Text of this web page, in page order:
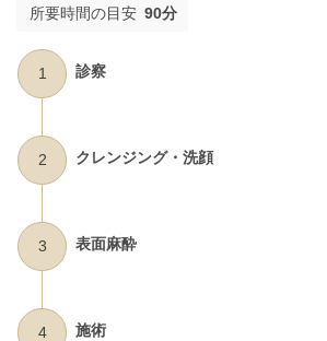
所要時間の目安 90分
1 診察
2 クレンジング・洗顔
3 表面麻酔
4 施術